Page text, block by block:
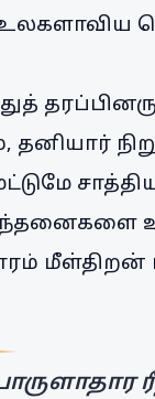
தனியார்
மீள்திறன்